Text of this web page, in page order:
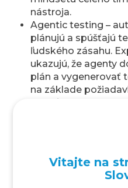
nástroja.
Agentic testing –
plánujú a spúšťajú
ľudského zásahu.
ukazujú, že agenty
plán a vygenerovať
na základe
záznamy interakcií)
výkonnostným
riadenom priebehu.
Vitajte na